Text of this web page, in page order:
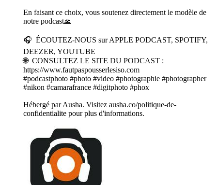
En faisant ce choix, vous soutenez directement le modèle de
notre podcast🙏
🎧 ÉCOUTEZ-NOUS sur APPLE PODCAST, SPOTIFY,
DEEZER, YOUTUBE
🌐 CONSULTEZ LE SITE DU PODCAST :
https://www.fautpaspousserlesiso.com
#podcastphoto #photo #video #photographie #photographer
#nikon #camarafrance #digitphoto #phox
Hébergé par Ausha. Visitez ausha.co/politique-de-
confidentialite pour plus d'informations.